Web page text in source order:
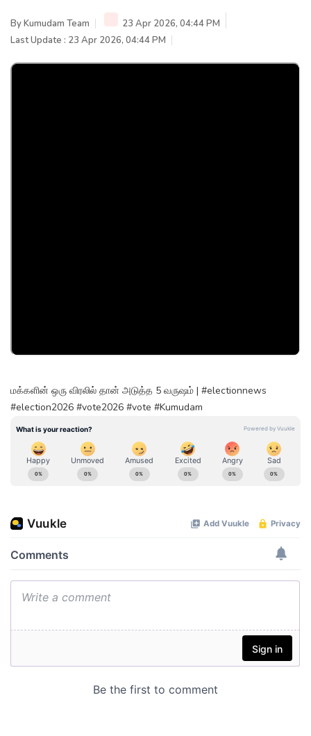
ByKumudam Team
23 Apr 2026, 04:44 PM
Last Update : 23 Apr 2026, 04:44 PM
மக்களின் ஒரு விரலில் தான் அடுத்த 5 வருஷம் | #electionnews
#election2026 #vote2026 #vote #Kumudam